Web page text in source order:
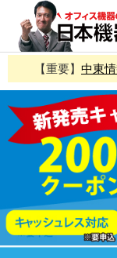
【重要】 中東